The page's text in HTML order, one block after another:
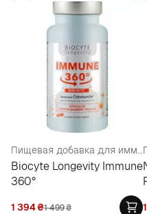
Пищевая добавка для иммунитета
Biocyte Longevity Immune
360°
1 394₴1 499₴